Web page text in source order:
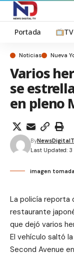
Portada
Noticias Nueva
Varios
se
en pleno
Last Updated: 3
By
imagen
La policía reporta
restaurante
que dejó varios
El vehículo saltó
Second Avenue